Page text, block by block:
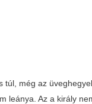
túl, még az
leánya. Az a király